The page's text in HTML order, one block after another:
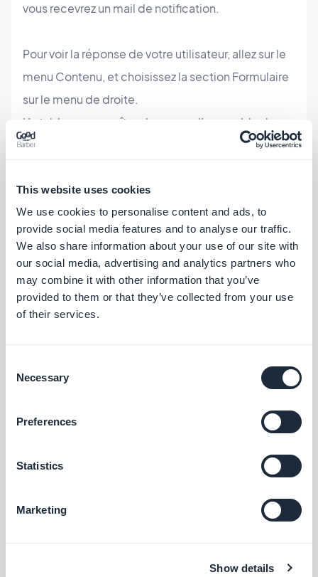
This website uses cookies
We use cookies to personalise content and ads, to
provide social media features and to analyse our traffic.
We also share information about your use of our site with
our social media, advertising and analytics partners who
may combine it with other information that you’ve
provided to them or that they’ve collected from your use
of their services.
Selection
Necessary
Preferences
Statistics
Marketing
Show details
vous recevrez un mail de notification.
Pour voir la réponse de votre utilisateur, allez sur le
menu Contenu, et choisissez la section Formulaire
sur le menu de droite.
Un tableau apparaîtra alors, avec l'ensemble des
réponses des utilisateurs. en cliquant sur une ligne,
Vous aurez également la possibilité d'exporter les
résultats au format de fichier .cvs.
A vous de jouer!
Maintenant vous connaissez tous les détails de
Dans le processus de création, quelque
soit l'outil utilisé et le secteur, le premier
Quelles sont
les bonnes pratiques pour lancer son app
avant de mettre une appli à ses couleurs.